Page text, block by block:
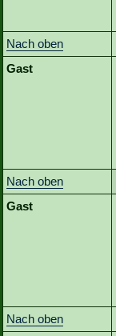
Nach oben
Gast
Nach oben
Gast
Nach oben